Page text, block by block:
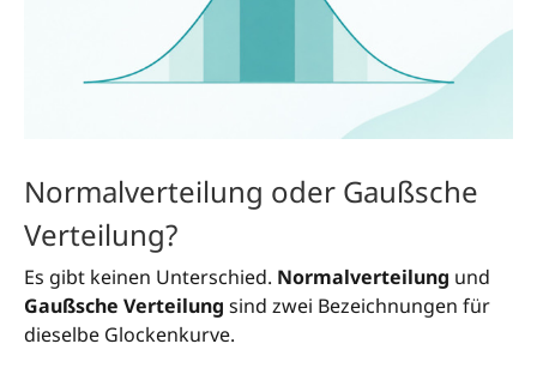
Normalverteilung oder Gaußsche
Verteilung?
Es gibt keinen Unterschied. Normalverteilung und
Gaußsche Verteilung sind zwei Bezeichnungen für
dieselbe Glockenkurve.